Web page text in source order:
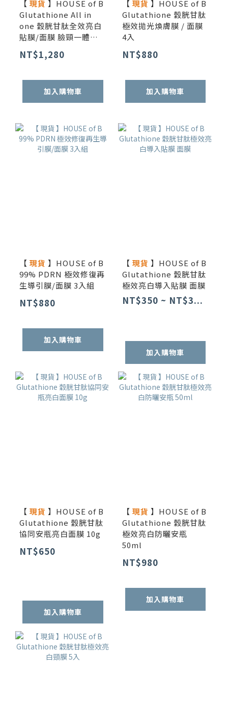
【 現貨 】HOUSE of B
Glutathione All in
one 穀胱甘肽全效亮白
貼膜/面膜 臉頸一體強
效組 3入
NT$1,280
加入購物車
【 現貨 】HOUSE of B
Glutathione 穀胱甘肽
極效拋光煥膚膜 / 面膜
4入
NT$880
加入購物車
【 現貨 】HOUSE of B
99% PDRN 極效修復再
生導引膜/面膜 3入組
NT$880
加入購物車
【 現貨 】HOUSE of B
Glutathione 穀胱甘肽
極效亮白導入貼膜 面膜
NT$350 ~ NT$3...
加入購物車
【 現貨 】HOUSE of B
Glutathione 穀胱甘肽
協同安瓶亮白面膜 10g
NT$650
加入購物車
【 現貨 】HOUSE of B
Glutathione 穀胱甘肽
極效亮白防曬安瓶
50ml
NT$980
加入購物車